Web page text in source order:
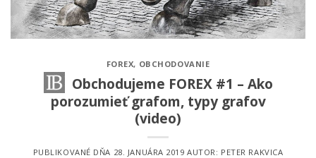
FOREX, OBCHODOVANIE
Obchodujeme FOREX #1 – Ako
porozumieť grafom, typy grafov
(video)
PUBLIKOVANÉ DŇA 28. JANUÁRA 2019 AUTOR: PETER RAKVICA